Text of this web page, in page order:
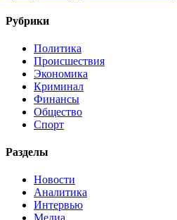
Рубрики
Политика
Происшествия
Экономика
Криминал
Финансы
Общество
Спорт
Разделы
Новости
Аналитика
Интервью